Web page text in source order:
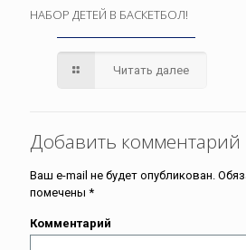
НАБОР ДЕТЕЙ В БАСКЕТБОЛ!
Читать далее
Добавить комментарий
Ваш e-mail не будет опубликован.
помечены *
Комментарий